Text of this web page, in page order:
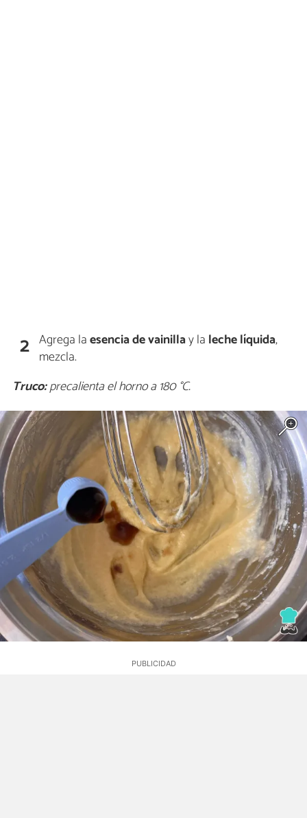
2 Agrega laesencia de vainillay la leche líquida,
mezcla.
Truco:precalienta el horno a 180 °C.